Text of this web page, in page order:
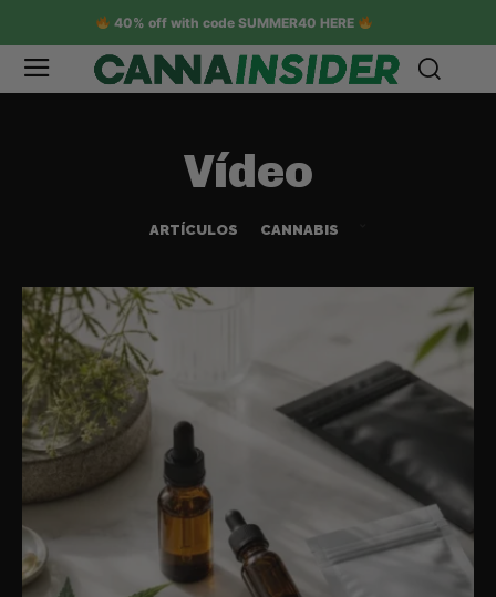
40% off with code SUMMER40 HERE
Vídeo
ARTÍCULOS CANNABIS